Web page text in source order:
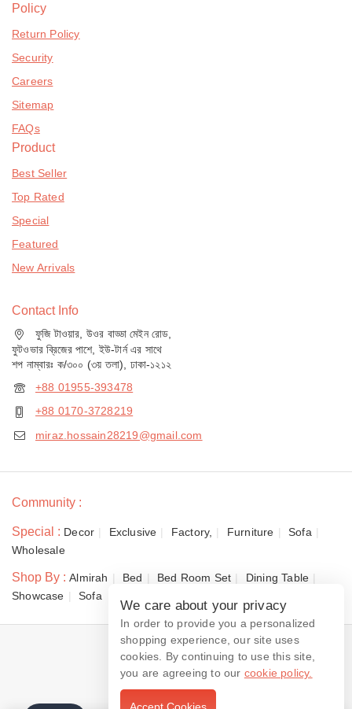
Policy
Return Policy
Security
Careers
Sitemap
FAQs
Product
Best Seller
Top Rated
Special
Featured
New Arrivals
Contact Info
ফুজি টাওয়ার, উওর বাড্ডা মেইন রোড,
ফুটওভার ব্রিজের পাশে, ইউ-টার্ন এর সাথে
শপ নাম্বারঃ ক/৩০০ (৩য় তলা), ঢাকা-১২১২
+88 01955-393478
+88 0170-3728219
miraz.hossain28219@gmail.com
Community :
Special : Decor Exclusive Factory, Furniture
Sofa
Wholesale
Shop By : Almirah Bed Bed Room Set
Dining Table
Showcase
Sofa
© 2026 Dewan Furniture
We care about your privacy
In order to provide you a personalized
shopping experience, our site uses
cookies. By continuing to use this site,
you are agreeing to our cookie policy.